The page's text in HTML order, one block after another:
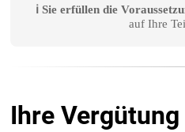
ℹ️ Sie erfüllen die
auf Ihre
Ihre Vergütung